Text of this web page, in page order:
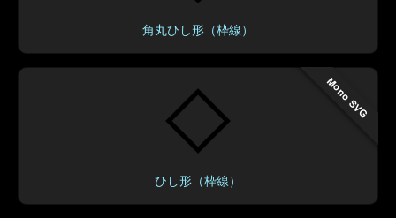
角丸ひし形（枠線）
Mono SVG
ひし形（枠線）